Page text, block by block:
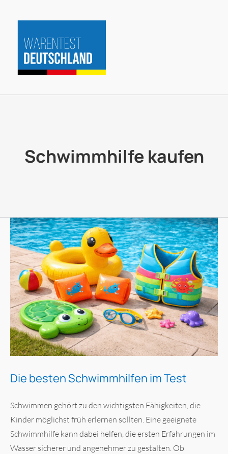
Inhalt
springen
Schwimmhilfe kaufen
Die besten Schwimmhilfen im Test
Schwimmen gehört zu den wichtigsten Fähigkeiten, die
Kinder möglichst früh erlernen sollten. Eine geeignete
Schwimmhilfe kann dabei helfen, die ersten Erfahrungen im
Wasser sicherer und angenehmer zu gestalten. Ob